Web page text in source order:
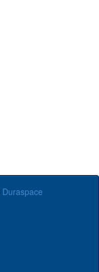
Duraspace